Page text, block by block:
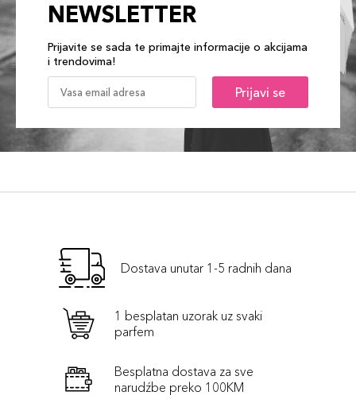
NEWSLETTER
Prijavite se sada te primajte informacije o akcijama
i trendovima!
Prijavi se
Dostava unutar 1-5 radnih dana
1 besplatan uzorak uz svaki
parfem
Besplatna dostava za sve
narudźbe preko 100KM